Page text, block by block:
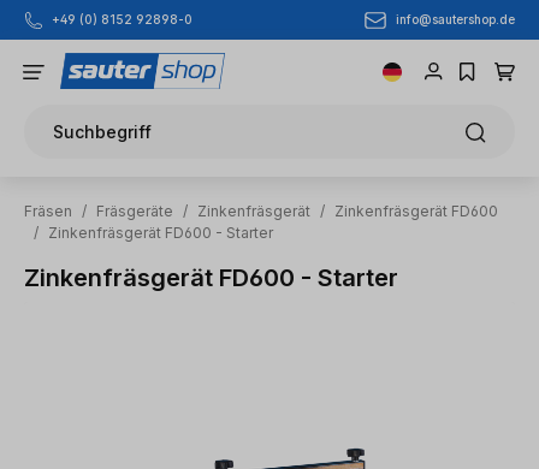
Zum Hauptinhalt springen
+49 (0) 8152 92898-0 info@sautershop.de
Suchbegriff
Fräsen / Fräsgeräte / Zinkenfräsgerät / Zinkenfräsgerät FD600
/ Zinkenfräsgerät FD600 - Starter
Zinkenfräsgerät FD600 - Starter